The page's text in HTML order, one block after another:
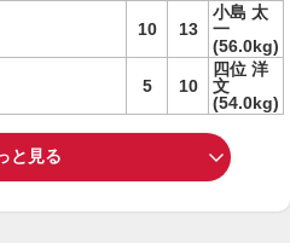
10 13
小島 太
一
(56.0kg)
5 10
四位 洋
文
(54.0kg)
と見る